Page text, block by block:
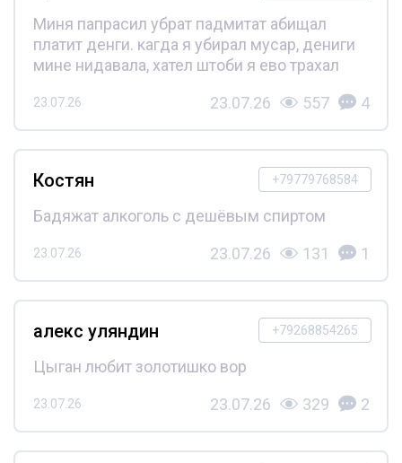
Миня папрасил убрат падмитат абищал
платит денги. кагда я убирал мусар, дениги
мине нидавала, хател штоби я ево трахал
23.07.26 23.07.26 557 4
+79779768584
Костян
Бадяжат алкоголь с дешёвым спиртом
23.07.26 23.07.26 131 1
+79268854265
алекс уляндин
Цыган любит золотишко вор
23.07.26 23.07.26 329 2